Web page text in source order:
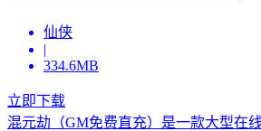
仙侠
|
334.6MB
立即下载
混元劫（GM免费直充）是一款大型在